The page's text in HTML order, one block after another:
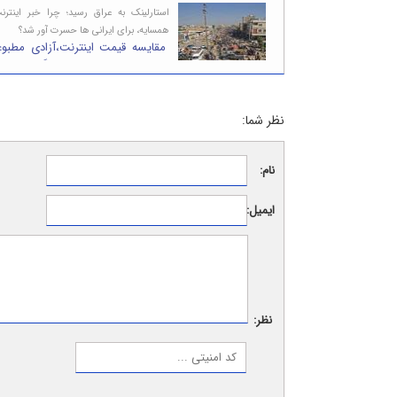
استارلینک به عراق رسید؛ چرا خبر
همسایه، برای ایرانی ها حسرت آور شد؟
مقایسه قیمت اینترنت،آزادی
مردم عراق با ایران چه می گوید؟/
نظر شما:
نام:
ایمیل:
نظر: